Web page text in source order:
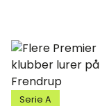
Serie A